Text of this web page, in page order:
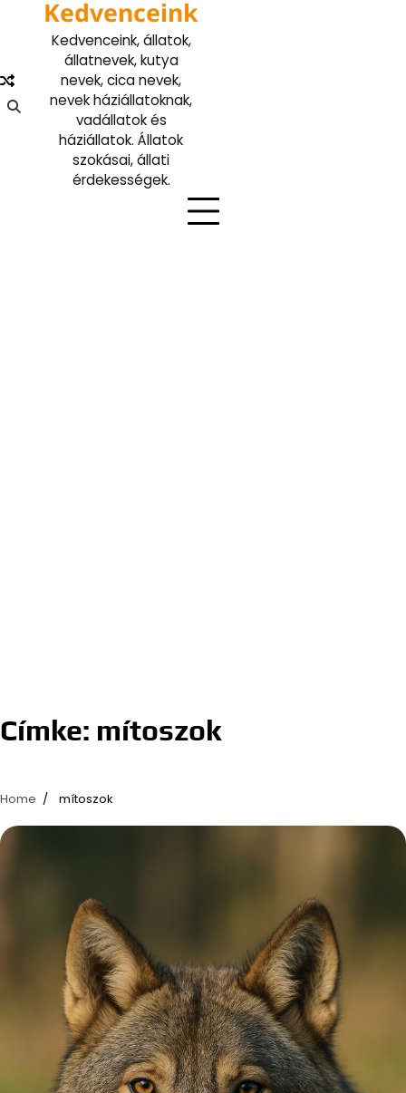
Kedvenceink
Kedvenceink, állatok,
állatnevek, kutya
nevek, cica nevek,
nevek háziállatoknak,
vadállatok és
háziállatok. Állatok
szokásai, állati
érdekességek.
Címke: mítoszok
Home mítoszok